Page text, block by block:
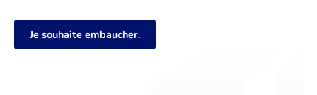
Je souhaite embaucher.